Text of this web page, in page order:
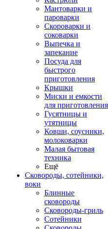
Мантоварки и
пароварки
Скороварки и
соковарки
Выпечка и
запекание
Посуда для
быстрого
приготовления
Крышки
Миски и емкости
для приготовления
Гусятницы и
утятницы
Ковши, соусники,
молоковарки
Малая бытовая
техника
Ещё
Сковороды, сотейники,
воки
Блинные
сковороды
Сковороды-гриль
Сотейники